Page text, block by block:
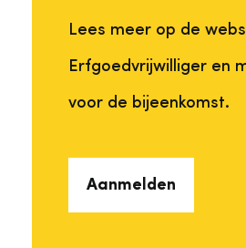
Lees meer op de
Erfgoedvrijwilliger en
voor de bijeenkomst.
Aanmelden